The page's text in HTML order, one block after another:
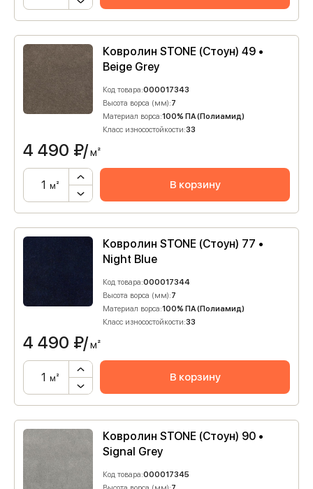
Ковролин STONE (Стоун) 49 •
Beige Grey
Код товара:000017343
Высота ворса (мм):7
Материал ворса:100% ПА (Полиамид)
Класс износостойкости:33
4 490 ₽/м²
м² В корзину
Ковролин STONE (Стоун) 77 •
Night Blue
Код товара:000017344
Высота ворса (мм):7
Материал ворса:100% ПА (Полиамид)
Класс износостойкости:33
4 490 ₽/м²
м² В корзину
Ковролин STONE (Стоун) 90 •
Signal Grey
Код товара:000017345